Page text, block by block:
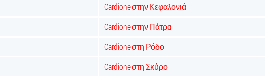
Cardione στην Κεφαλονιά
Cardione στην Πάτρα
Cardione στη Ρόδο
Cardione στη Σκύρο